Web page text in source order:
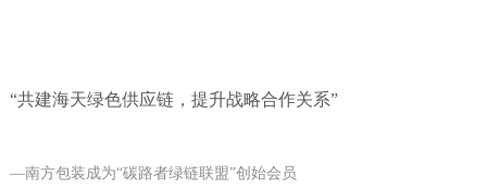
“共建海天绿色供应链，提升战略合作关系”
—南方包装成为“碳路者绿链联盟”创始会员